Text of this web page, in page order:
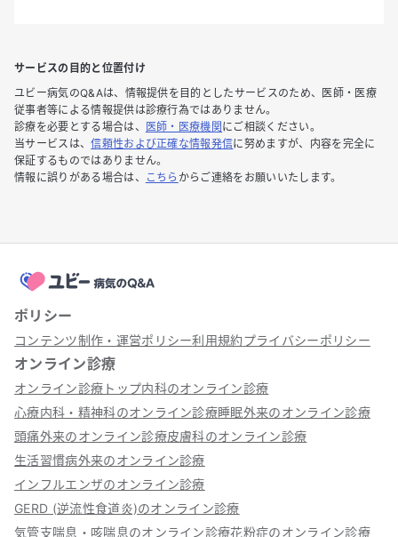
サービスの目的と位置付け
ユビー病気のQ&Aは、情報提供を目的としたサービスのため、医師・医療
従事者等による情報提供は診療行為ではありません。
診療を必要とする場合は、
医師・医療機関 にご相談ください。
当サービスは、信頼性および正確な情報発信に努めますが、内容を完全に
保証するものではありません。
情報に誤りがある場合は、
こちら からご連絡をお願いいたします。
ポリシー
コンテンツ制作・運営ポリシー利用規約プライバシーポリシー
オンライン診療
オンライン診療トップ内科のオンライン診療
心療内科・精神科のオンライン診療睡眠外来のオンライン診療
頭痛外来のオンライン診療皮膚科のオンライン診療
生活習慣病外来のオンライン診療
インフルエンザのオンライン診療
GERD (逆流性食道炎)のオンライン診療
気管支喘息・咳喘息のオンライン診療花粉症のオンライン診療